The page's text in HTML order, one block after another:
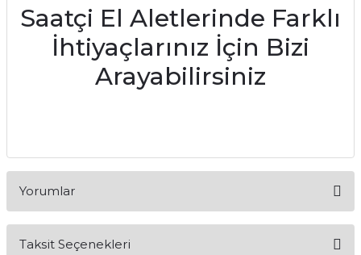
Saatçi El Aletlerinde Farklı
İhtiyaçlarınız İçin Bizi
Arayabilirsiniz
Yorumlar
Taksit Seçenekleri